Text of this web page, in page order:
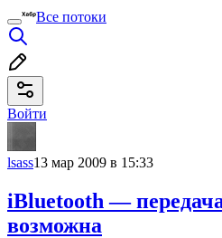
Все потоки
Войти
lsass13 мар 2009 в 15:33
iBluetooth —
возможна